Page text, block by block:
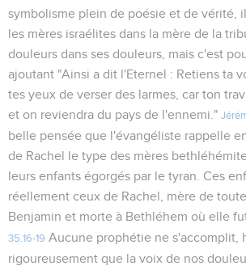
symbolisme plein de poésie et de vérité,
les mères israélites dans la mère de la
douleurs dans ses douleurs, mais c'est
ajoutant "Ainsi a dit l'Eternel : Retiens ta
tes yeux de verser des larmes, car ton
et on reviendra du pays de l'ennemi."
belle pensée que l'évangéliste rappelle
de Rachel le type des mères
leurs enfants égorgés par le tyran. Ces
réellement ceux de Rachel, mère de
Benjamin et morte à Bethléhem où elle
35.16-19 Aucune prophétie ne s'accomplit,
rigoureusement que la voix de nos